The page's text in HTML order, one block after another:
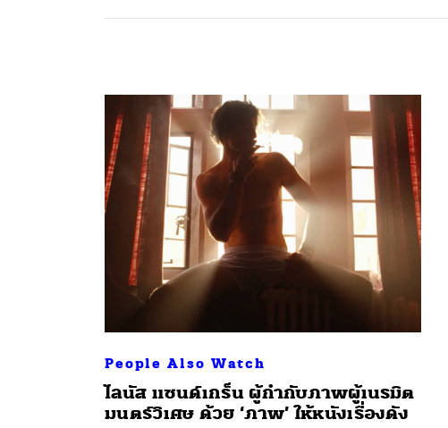
People Also Watch
ไลนัส แซนด์เกร็น ผู้กำกับภาพผู้เนรมิต
มนตร์วิเศษ ด้วย ‘ภาพ’ ให้หนังเรื่องดัง